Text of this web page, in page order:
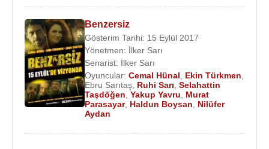
2024 - Hükümet Bey (Sinema Filmi)
2024 - Kar Masalı (Sinema Filmi)
2024 - Mendebur (Sinema Filmi)
2024 - Çingene Kızı Zeugma (Sinema Filmi)
2024 - Çiftliğimin Hanımı (Ahmet) (Sinema Filmi)
2024 - Nûfer (Sinema Filmi)
2024 - Dünya Evi (Sinema Filmi)
2024 - Tatlı Vatan (Sinema Filmi)
Benzersiz
Gösterim Tarihi: 15 Eylül 2017
Yönetmen: İlker Sarı
Senarist: İlker Sarı
Oyuncular: Cemal Hünal Ekin Türkmen
Ebru Sarıtaş Ruhi Sarı Selahattin
Taşdöğen Yakup Yavru
Murat
Parasayar, Haldun Boysan
Nilüfer
Aydan